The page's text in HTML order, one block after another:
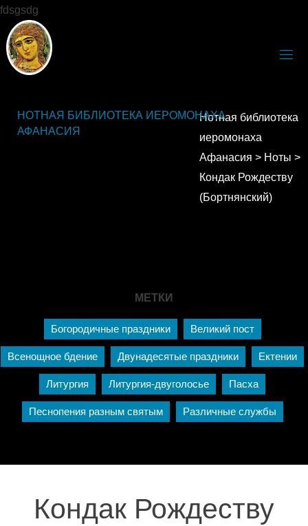
fdsgsdg
НОТНАЯ БИБЛИОТЕКА ИЕРОМОНАХА
АФАНАСИЯ
Нотная библиотека
иеромонаха
Афанасия > Ноты >
Кондак Рождеству
(Бортнянский)
МЕТКИ
Богородичные праздники Великий пост
Всенощное бдение Двунадесятые праздники Ектении
Литургия Литургия-двуголосье Пасха
Песнопения разным святым Различные службы
Кондак Рождеству